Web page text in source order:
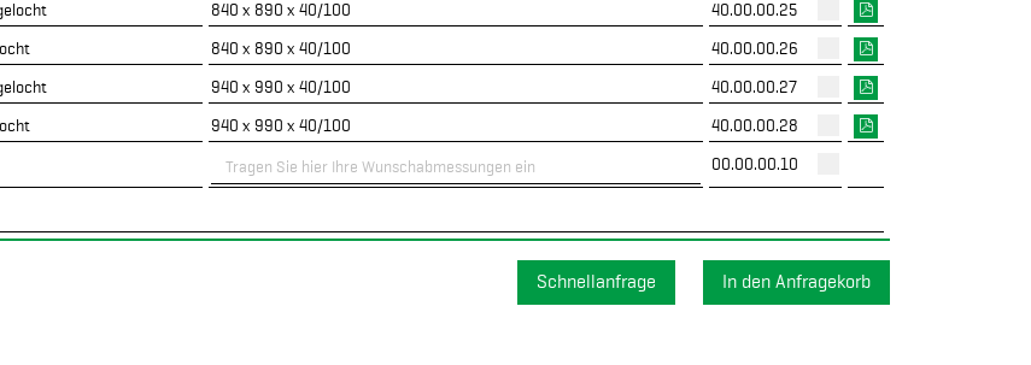
840 x 890 x 40/100
40.00.00.25
840 x 890 x 40/100
40.00.00.26
940 x 990 x 40/100
40.00.00.27
940 x 990 x 40/100
40.00.00.28
00.00.00.10
Schnellanfrage